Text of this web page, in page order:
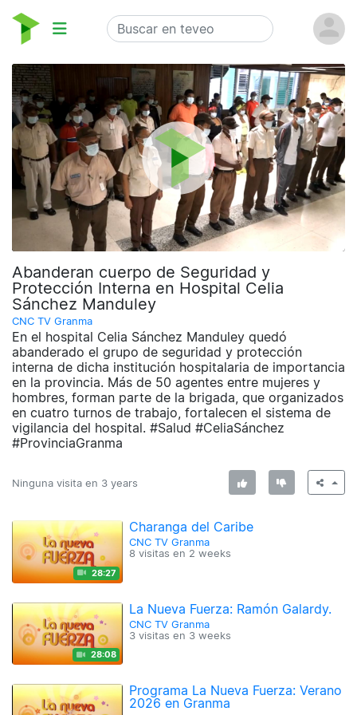
Abanderan cuerpo de Seguridad y
Protección Interna en Hospital Celia
Sánchez Manduley
CNC TV Granma
En el hospital Celia Sánchez Manduley quedó
abanderado el grupo de seguridad y protección
interna de dicha institución hospitalaria de importancia
en la provincia. Más de 50 agentes entre mujeres y
hombres, forman parte de la brigada, que organizados
en cuatro turnos de trabajo, fortalecen el sistema de
vigilancia del hospital. #Salud #CeliaSánchez
#ProvinciaGranma
Ninguna visita en 3 years
28:27
Charanga del Caribe
CNC TV Granma
8 visitas en 2 weeks
28:08
La Nueva Fuerza: Ramón Galardy.
CNC TV Granma
3 visitas en 3 weeks
Programa La Nueva Fuerza: Verano
2026 en Granma